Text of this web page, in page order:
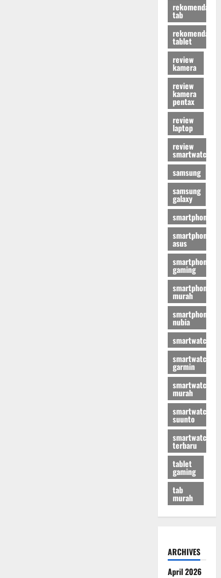
rekomendasi
tab
rekomendasi
tablet
review
kamera
review
kamera
pentax
review
laptop
review
smartwatch
samsung
samsung
galaxy
smartphone
smartphone
asus
smartphone
gaming
smartphone
murah
smartphone
nubia
smartwatch
smartwatch
garmin
smartwatch
murah
smartwatch
suunto
smartwatch
terbaru
tablet
gaming
tab
murah
ARCHIVES
April 2026